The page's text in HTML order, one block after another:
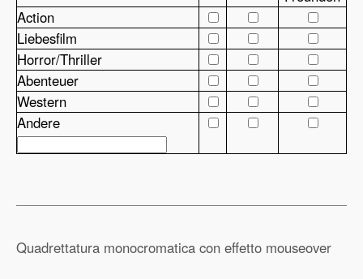
Action
Liebesfilm
Horror/Thriller
Abenteuer
Western
Andere
Quadrettatura monocromatica con effetto mouseover